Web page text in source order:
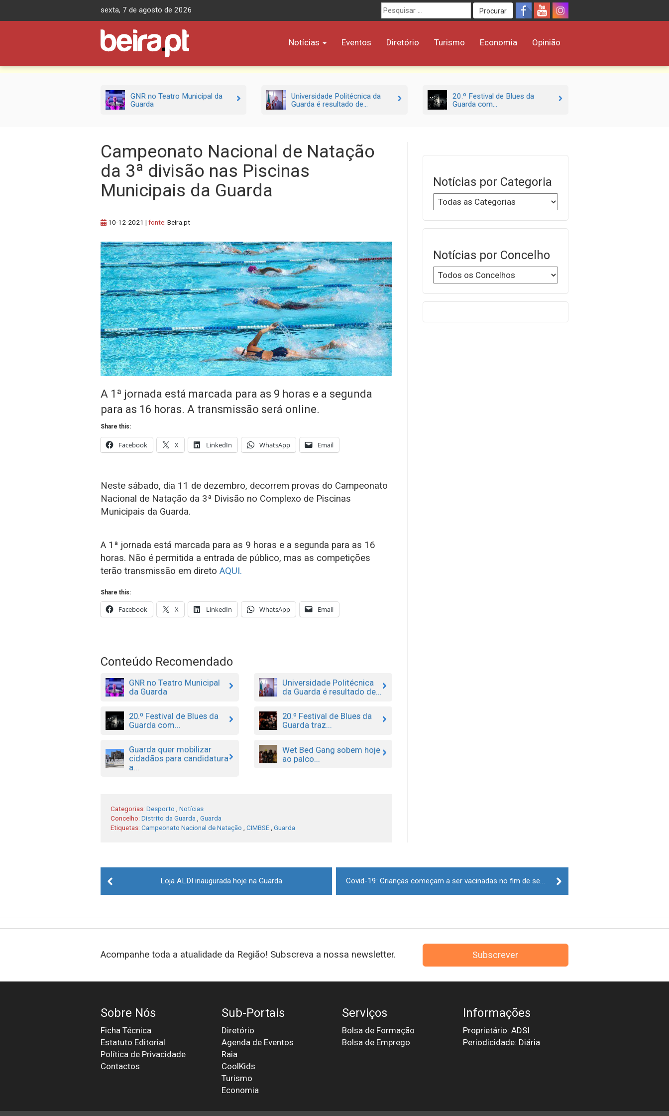
sexta, 7 de agosto de 2026
Procurar
por:
Procurar
Notícias Eventos Diretório Turismo Economia Opinião
GNR no Teatro Municipal da
Guarda
Universidade Politécnica da
Guarda é resultado de...
20.º Festival de Blues da
Guarda com...
Campeonato Nacional de Natação
da 3ª divisão nas Piscinas
Municipais da Guarda
10-12-2021 | fonte: Beira.pt
A 1ª jornada está marcada para as 9 horas e a segunda
para as 16 horas. A transmissão será online.
Share this:
Facebook X LinkedIn WhatsApp Email
Neste sábado, dia 11 de dezembro, decorrem provas do Campeonato
Nacional de Natação da 3ª Divisão no Complexo de Piscinas
Municipais da Guarda.
A 1ª jornada está marcada para as 9 horas e a segunda para as 16
horas. Não é permitida a entrada de público, mas as competições
terão transmissão em direto AQUI.
Share this:
Facebook X LinkedIn WhatsApp Email
Conteúdo Recomendado
GNR no Teatro Municipal
da Guarda
Universidade Politécnica
da Guarda é resultado de...
20.º Festival de Blues da
Guarda com...
20.º Festival de Blues da
Guarda traz...
Guarda quer mobilizar
cidadãos para candidatura
a...
Wet Bed Gang sobem hoje
ao palco...
Categorias: Desporto
Notícias
Concelho: Distrito da Guarda
Guarda
Etiquetas: Campeonato Nacional de Natação CIMBSE Guarda
Notícias por Categoria
Notícias por Concelho
navigation
Loja ALDI inaugurada hoje na Guarda Covid-19: Crianças começam a ser vacinadas no fim de semana de 18 e 19 de dezembro
Acompanhe toda a atualidade da Região! Subscreva a nossa newsletter. Subscrever
Sobre Nós
Ficha Técnica
Estatuto Editorial
Política de Privacidade
Contactos
Sub-Portais
Diretório
Agenda de Eventos
Raia
CoolKids
Turismo
Economia
Serviços
Bolsa de Formação
Bolsa de Emprego
Informações
Proprietário: ADSI
Periodicidade: Diária